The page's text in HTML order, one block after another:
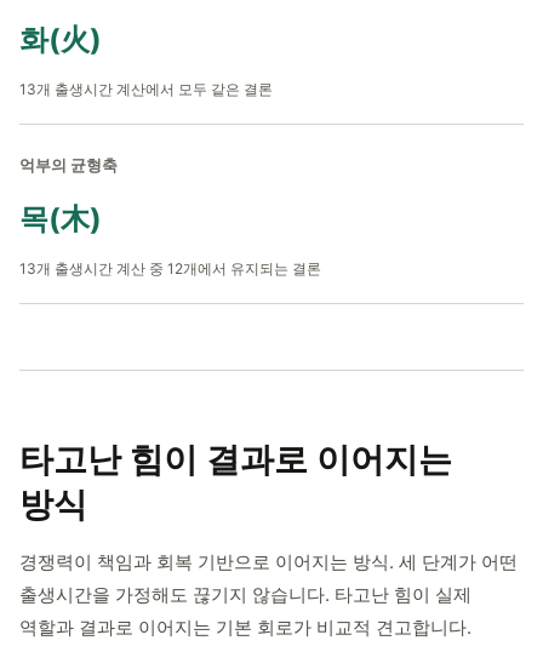
화(火)
13개 출생시간 계산에서 모두 같은 결론
억부의 균형축
목(木)
13개 출생시간 계산 중 12개에서 유지되는 결론
타고난 힘이 결과로 이어지는
방식
경쟁력이 책임과 회복 기반으로 이어지는 방식. 세 단계가 어떤
출생시간을 가정해도 끊기지 않습니다. 타고난 힘이 실제
역할과 결과로 이어지는 기본 회로가 비교적 견고합니다.